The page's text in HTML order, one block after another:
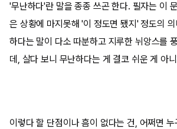
'무난하다'란 말을 종종 쓰곤 한다. 필자는 이
은 상황에 마지못해 '이 정도면 됐지' 정도의
하다는 말이 다소 따분하고 지루한 뉘앙스를
데, 살다 보니 무난하다는 게 결코 쉬운 게 아
이렇다 할 단점이나 흠이 없다는 건, 어쩌면